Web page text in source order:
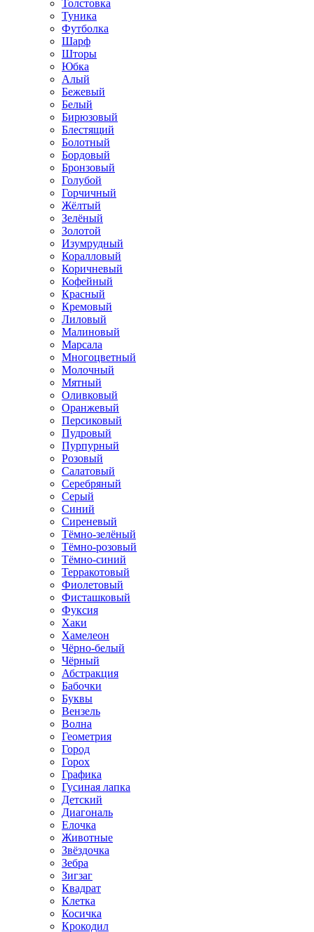
Толстовка
Туника
Футболка
Шарф
Шторы
Юбка
Алый
Бежевый
Белый
Бирюзовый
Блестящий
Болотный
Бордовый
Бронзовый
Голубой
Горчичный
Жёлтый
Зелёный
Золотой
Изумрудный
Коралловый
Коричневый
Кофейный
Красный
Кремовый
Лиловый
Малиновый
Марсала
Многоцветный
Молочный
Мятный
Оливковый
Оранжевый
Персиковый
Пудровый
Пурпурный
Розовый
Салатовый
Серебряный
Серый
Синий
Сиреневый
Тёмно-зелёный
Тёмно-розовый
Тёмно-синий
Терракотовый
Фиолетовый
Фисташковый
Фуксия
Хаки
Хамелеон
Чёрно-белый
Чёрный
Абстракция
Бабочки
Буквы
Вензель
Волна
Геометрия
Город
Горох
Графика
Гусиная лапка
Детский
Диагональ
Елочка
Животные
Звёздочка
Зебра
Зигзаг
Квадрат
Клетка
Косичка
Крокодил